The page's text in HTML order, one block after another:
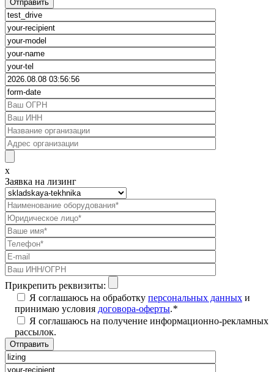
x
Заявка на лизинг
Прикрепить реквизиты:
Я соглашаюсь на обработку персональных данных и
принимаю условия договора-оферты.*
Я соглашаюсь на получение информационно-рекламных
рассылок.